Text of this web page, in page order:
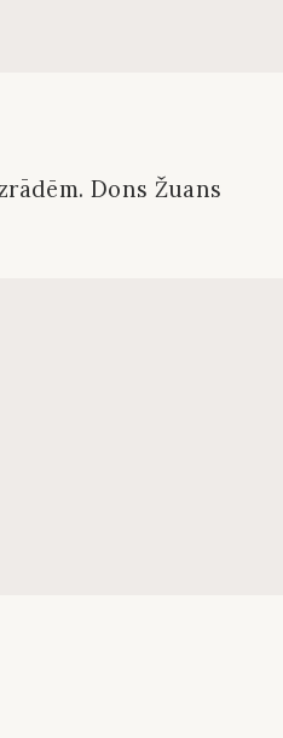
Dons Žuans